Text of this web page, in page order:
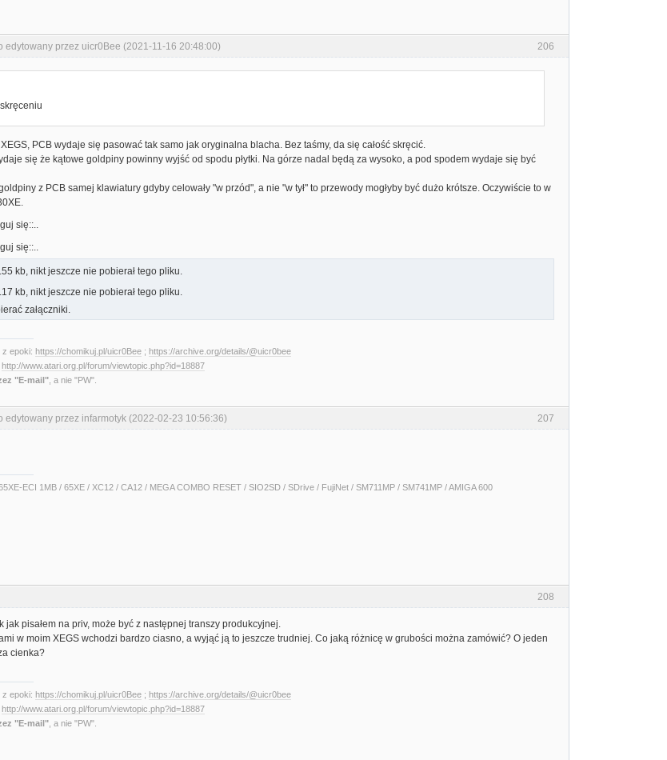
206
edytowany przez uicr0Bee (2021-11-16 20:48:00)
PCB wydaje się pasować tak samo jak oryginalna blacha. Bez taśmy, da się całość skręcić.
się że kątowe goldpiny powinny wyjść od spodu płytki. Na górze nadal będą za wysoko, a pod spodem wydaje się być
z PCB samej klawiatury gdyby celowały "w przód", a nie "w tył" to przewody mogłyby być dużo krótsze. Oczywiście to w
kb, nikt jeszcze nie pobierał tego pliku.
kb, nikt jeszcze nie pobierał tego pliku.
załączniki.
epoki: https://chomikuj.pl/uicr0Bee ; https://archive.org/details/@uicr0bee
http://www.atari.org.pl/forum/viewtopic.php?id=18887
"E-mail" , a nie "PW".
207
edytowany przez infarmotyk (2022-02-23 10:56:36)
ECI 1MB / 65XE / XC12 / CA12 / MEGA COMBO RESET / SIO2SD / SDrive / FujiNet / SM711MP / SM741MP / AMIGA 600
208
jak pisałem na priv, może być z następnej transzy produkcyjnej.
w moim XEGS wchodzi bardzo ciasno, a wyjąć ją to jeszcze trudniej. Co jaką różnicę w grubości można zamówić? O jeden
cienka?
epoki: https://chomikuj.pl/uicr0Bee ; https://archive.org/details/@uicr0bee
http://www.atari.org.pl/forum/viewtopic.php?id=18887
"E-mail" , a nie "PW".